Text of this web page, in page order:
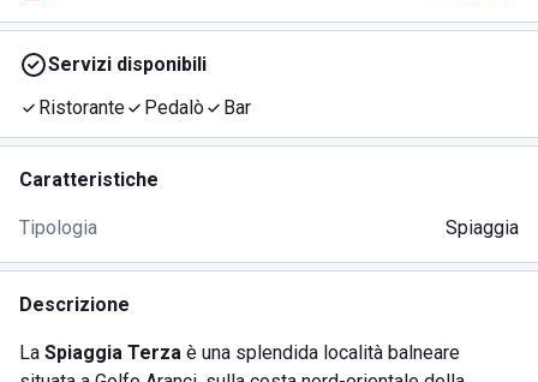
Servizi disponibili
Ristorante
Pedalò Bar
Caratteristiche
Tipologia Spiaggia
Descrizione
La Spiaggia Terza è una splendida località balneare